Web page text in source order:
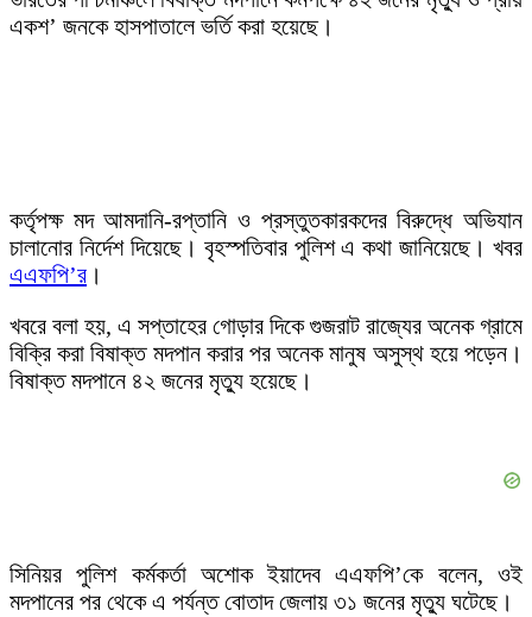
একশ’ জনকে হাসপাতালে ভর্তি করা হয়েছে।
কর্তৃপক্ষ মদ আমদানি-রপ্তানি ও প্রস্তুতকারকদের বিরুদ্ধে অভিযান
চালানোর নির্দেশ দিয়েছে। বৃহস্পতিবার পুলিশ এ কথা জানিয়েছে। খবর
এএফপি’র ।
খবরে বলা হয়, এ সপ্তাহের গোড়ার দিকে গুজরাট রাজ্যের অনেক গ্রামে
বিক্রি করা বিষাক্ত মদপান করার পর অনেক মানুষ অসুস্থ হয়ে পড়েন।
বিষাক্ত মদপানে ৪২ জনের মৃত্যু হয়েছে।
সিনিয়র পুলিশ কর্মকর্তা অশোক ইয়াদেব এএফপি’কে বলেন, ওই
মদপানের পর থেকে এ পর্যন্ত বোতাদ জেলায় ৩১ জনের মৃত্যু ঘটেছে।